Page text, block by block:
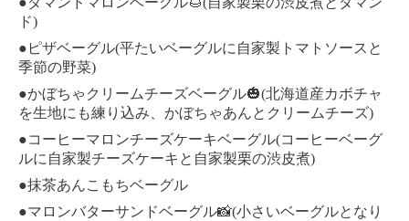
ダマンドマロンベーグル🌰 自家製栗の渋皮煮とダマン
ド)
● ピザベーグル(平たいベーグルに自家製トマトソースと
季節の野菜)
●かぼちゃクリームチーズベーグル🎃(北海道産カボチャ
を生地にも練り込み、かぼちゃあんとクリームチーズ)
●コーヒーマロンチーズケーキベーグル(コーヒーベーグ
ルに自家製チーズケーキと自家製栗の渋皮煮)
●抹茶あんこもちベーグル
●マロンバターサンドベーグル📸(小さいベーグルとなり